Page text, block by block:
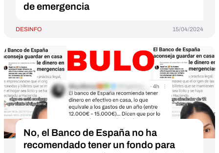
de emergencia
DESINFO 15/04/2024
No, el Banco de España no ha
recomendado tener un fondo para